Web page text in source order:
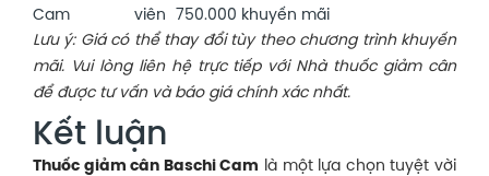
Cam
viên
750.000 khuyến mãi
Lưu ý: Giá có thể thay đổi tùy theo chương trình khuyến
mãi. Vui lòng liên hệ trực tiếp với Nhà thuốc giảm cân
để được tư vấn và báo giá chính xác nhất.
Kết luận
Thuốc giảm cân Baschi Cam là một lựa chọn tuyệt vời